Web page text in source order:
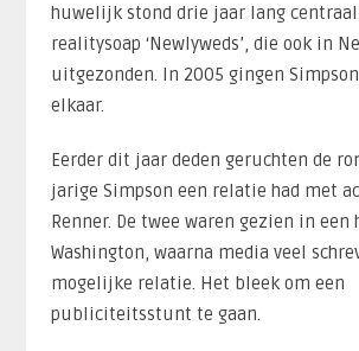
huwelijk stond drie jaar lang
realitysoap ‘Newlyweds’, die ook in
uitgezonden. In 2005 gingen
elkaar.
Eerder dit jaar deden geruchten de
jarige Simpson een relatie had met
Renner. De twee waren gezien in een
Washington, waarna media veel
mogelijke relatie. Het bleek om een
publiciteitsstunt te gaan.